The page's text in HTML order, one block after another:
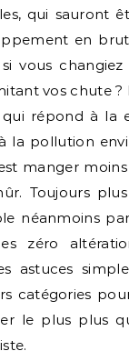
qui sauront
en
vous
vos chute
répond à la
la pollution
manger
Toujours
néanmoins
zéro
astuces
catégories
le plus plus